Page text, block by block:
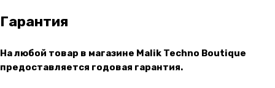
Гарантия
На любой товар в магазине Malik Techno Boutique
предоставляется годовая гарантия.
Услуги
Блог
Для бизнеса
О компании